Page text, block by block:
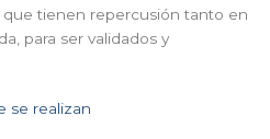
tienen repercusión tanto en
para ser validados y
se realizan